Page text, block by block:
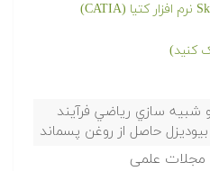
کنید)
شبيه سازي رياضي فرآيند
حاصل از روغن پسماند
مجلات علمی